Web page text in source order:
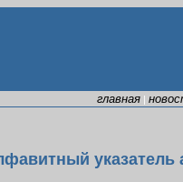
главная |
указатель